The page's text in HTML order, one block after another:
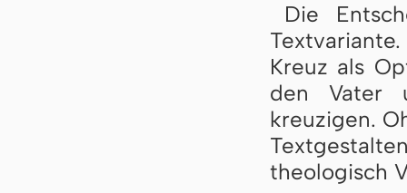
Die
Kreuz als
den Vater
kreuzigen.
theologisch